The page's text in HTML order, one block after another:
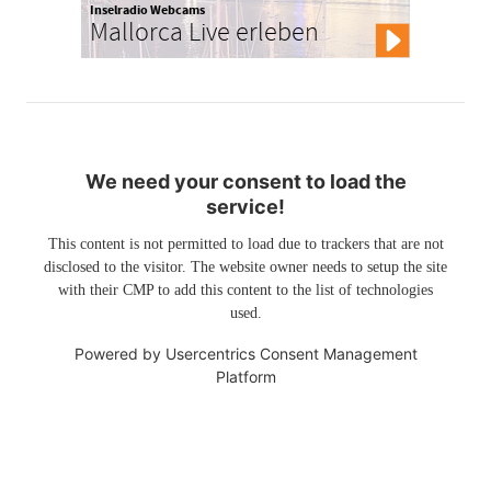
Inselradio Webcams
Mallorca Live erleben
We need your consent to load the
service!
This content is not permitted to load due to trackers that are not
disclosed to the visitor. The website owner needs to setup the site
with their CMP to add this content to the list of technologies
used.
Powered by Usercentrics Consent Management
Platform